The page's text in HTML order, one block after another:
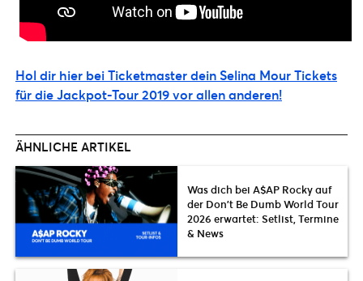
Hol dir hier bei Ticketmaster dein Selina Mour Tickets
für die Jackpot-Tour 2019 vor allen anderen!
ÄHNLICHE ARTIKEL
Was dich bei A$AP Rocky auf
der Don’t Be Dumb World Tour
2026 erwartet: Setlist, Termine
& News